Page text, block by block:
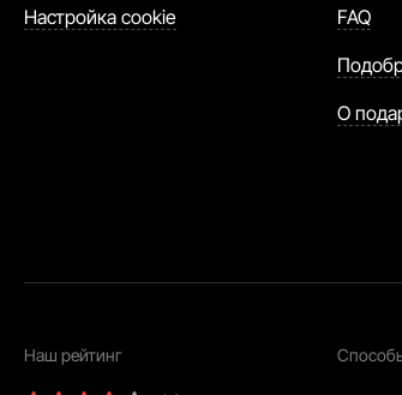
Настройка cookie
FAQ
О
Наш рейтинг